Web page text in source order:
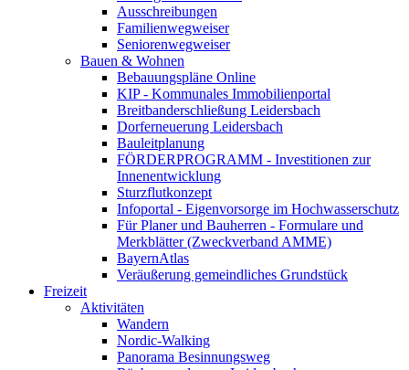
Ausschreibungen
Familienwegweiser
Seniorenwegweiser
Bauen & Wohnen
Bebauungspläne Online
KIP - Kommunales Immobilienportal
Breitbanderschließung Leidersbach
Dorferneuerung Leidersbach
Bauleitplanung
FÖRDERPROGRAMM - Investitionen zur
Innenentwicklung
Sturzflutkonzept
Infoportal - Eigenvorsorge im Hochwasserschutz
Für Planer und Bauherren - Formulare und
Merkblätter (Zweckverband AMME)
BayernAtlas
Veräußerung gemeindliches Grundstück
Freizeit
Aktivitäten
Wandern
Nordic-Walking
Panorama Besinnungsweg